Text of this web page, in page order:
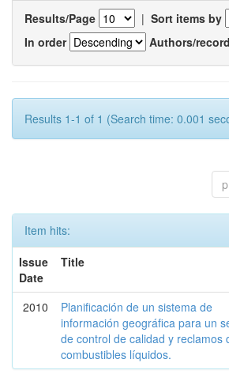
Results/Page | Sort items by
In order
Authors/record
Results 1-1 of 1 (Search time: 0.001
Item hits:
Issue
Date
Title
2010
Planificación de un sistema de
información geográfica para un
de control de calidad y reclamos
combustibles líquidos.